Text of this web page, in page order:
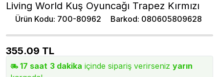
Living World Kuş Oyuncağı Trapez Kırmızı
Ürün Kodu: 700-80962 Barkod: 080605809628
355.09 TL
17 saat 3 dakika içinde sipariş verirseniz yarın